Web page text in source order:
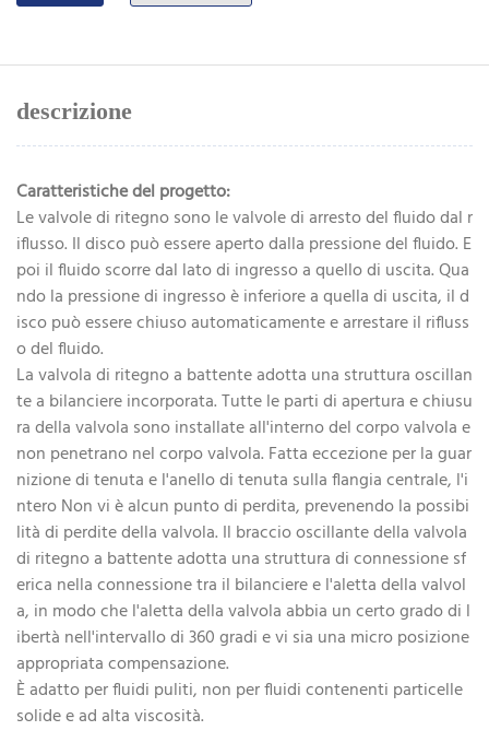
descrizione
Caratteristiche del progetto:
Le valvole di ritegno sono le valvole di arresto del fluido dal r
iflusso. Il disco può essere aperto dalla pressione del fluido. E
poi il fluido scorre dal lato di ingresso a quello di uscita. Qua
ndo la pressione di ingresso è inferiore a quella di uscita, il d
isco può essere chiuso automaticamente e arrestare il rifluss
o del fluido.
La valvola di ritegno a battente adotta una struttura oscillan
te a bilanciere incorporata. Tutte le parti di apertura e chiusu
ra della valvola sono installate all'interno del corpo valvola e
non penetrano nel corpo valvola. Fatta eccezione per la guar
nizione di tenuta e l'anello di tenuta sulla flangia centrale, l'i
ntero Non vi è alcun punto di perdita, prevenendo la possibi
lità di perdite della valvola. Il braccio oscillante della valvola
di ritegno a battente adotta una struttura di connessione sf
erica nella connessione tra il bilanciere e l'aletta della valvol
a, in modo che l'aletta della valvola abbia un certo grado di l
ibertà nell'intervallo di 360 gradi e vi sia una micro posizione
appropriata compensazione.
È adatto per fluidi puliti, non per fluidi contenenti particelle
solide e ad alta viscosità.